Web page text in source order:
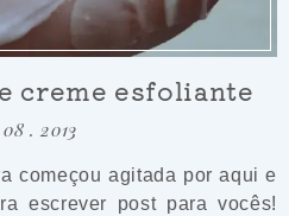
creme esfoliante
. 2013
começou agitada por aqui e
escrever post para vocês!